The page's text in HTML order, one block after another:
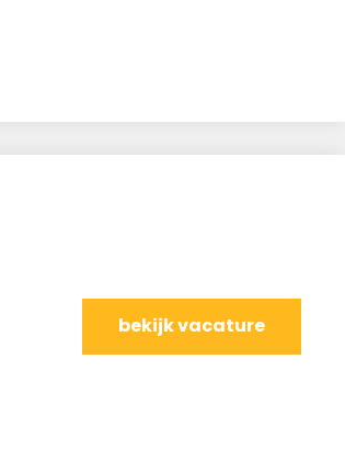
bekijk vacature